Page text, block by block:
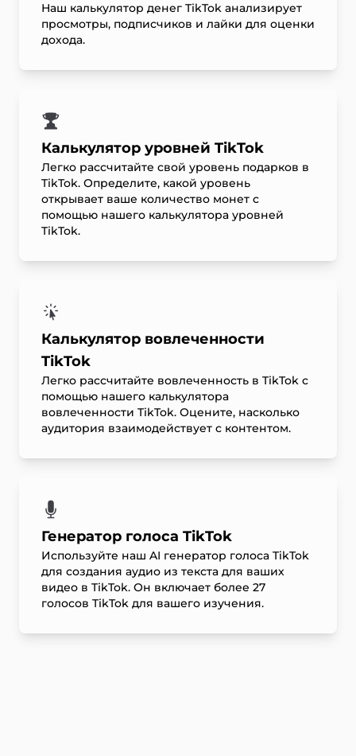
Наш калькулятор денег TikTok анализирует
просмотры, подписчиков и лайки для оценки
дохода.
Калькулятор уровней TikTok
Легко рассчитайте свой уровень подарков в
TikTok. Определите, какой уровень
открывает ваше количество монет с
помощью нашего калькулятора уровней
TikTok.
Калькулятор вовлеченности
TikTok
Легко рассчитайте вовлеченность в TikTok с
помощью нашего калькулятора
вовлеченности TikTok. Оцените, насколько
аудитория взаимодействует с контентом.
Генератор голоса TikTok
Используйте наш AI генератор голоса TikTok
для создания аудио из текста для ваших
видео в TikTok. Он включает более 27
голосов TikTok для вашего изучения.